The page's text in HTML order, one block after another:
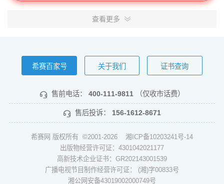
查看更多
希赛百家号 关于我们 证书查询
售前电话： 400-111-9811 （仅收市话费）
售后投诉： 156-1612-8671
希赛网 版权所有 ©2001-2026 湘ICP备10203241号-14
出版物经营许可证：4301042021177
高新技术企业证书：GR202143001539
广播电视节目制作经营许可证： (湘)字00833号
湘公网安备43019002000749号